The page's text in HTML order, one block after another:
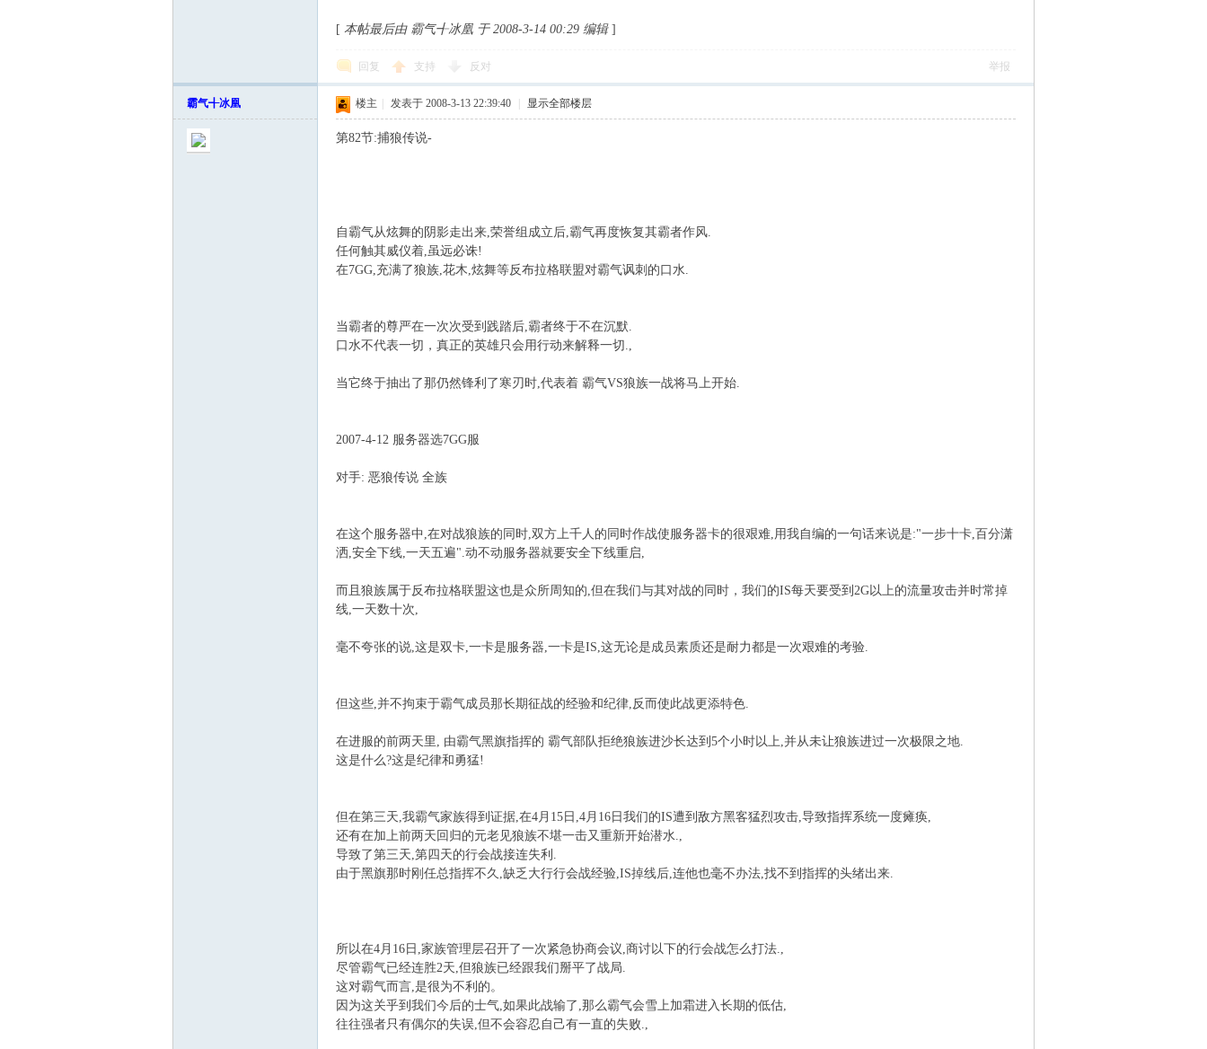
[ 本帖最后由 霸气╉冰凰 于 2008-3-14 00:29 编辑 ]
回复 支持 反对 举报
霸气╉冰凰 楼主 发表于 2008-3-13 22:39:40 显示全部楼层
第82节:捕狼传说-
自霸气从炫舞的阴影走出来,荣誉组成立后,霸气再度恢复其霸者作风.
任何触其威仪着,虽远必诛!
在7GG,充满了狼族,花木,炫舞等反布拉格联盟对霸气讽刺的口水.
当霸者的尊严在一次次受到践踏后,霸者终于不在沉默.
口水不代表一切，真正的英雄只会用行动来解释一切.,
当它终于抽出了那仍然锋利了寒刃时,代表着 霸气VS狼族一战将马上开始.
2007-4-12 服务器选7GG服
对手: 恶狼传说 全族
在这个服务器中,在对战狼族的同时,双方上千人的同时作战使服务器卡的很艰难,用我自编的一句话来说是:"一步十卡,百分潇
洒,安全下线,一天五遍".动不动服务器就要安全下线重启,
而且狼族属于反布拉格联盟这也是众所周知的,但在我们与其对战的同时，我们的IS每天要受到2G以上的流量攻击并时常掉
线,一天数十次,
毫不夸张的说,这是双卡,一卡是服务器,一卡是IS,这无论是成员素质还是耐力都是一次艰难的考验.
但这些,并不拘束于霸气成员那长期征战的经验和纪律,反而使此战更添特色.
在进服的前两天里, 由霸气黑旗指挥的 霸气部队拒绝狼族进沙长达到5个小时以上,并从未让狼族进过一次极限之地.
这是什么?这是纪律和勇猛!
但在第三天,我霸气家族得到证据,在4月15日,4月16日我们的IS遭到敌方黑客猛烈攻击,导致指挥系统一度瘫痪,
还有在加上前两天回归的元老见狼族不堪一击又重新开始潜水.,
导致了第三天,第四天的行会战接连失利.
由于黑旗那时刚任总指挥不久,缺乏大行行会战经验,IS掉线后,连他也毫不办法,找不到指挥的头绪出来.
所以在4月16日,家族管理层召开了一次紧急协商会议,商讨以下的行会战怎么打法.,
尽管霸气已经连胜2天,但狼族已经跟我们掰平了战局.
这对霸气而言,是很为不利的。
因为这关乎到我们今后的士气,如果此战输了,那么霸气会雪上加霜进入长期的低估,
往往强者只有偶尔的失误,但不会容忍自己有一直的失败.,